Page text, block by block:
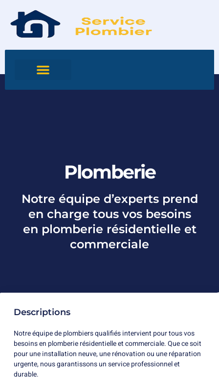
Plomberie
Notre équipe d’experts prend
en charge tous vos besoins
en plomberie résidentielle et
commerciale
Descriptions
Notre équipe de plombiers qualifiés intervient pour tous vos
besoins en plomberie résidentielle et commerciale. Que ce soit
pour une installation neuve, une rénovation ou une réparation
urgente, nous garantissons un service professionnel et
durable.